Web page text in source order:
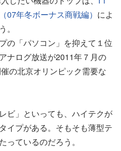
07年冬ボーナス商戦編） によ
の「パソコン」を抑えて１位
ナログ放送が2011年７月の
の北京オリンピック需要な
ビ」といっても、ハイテクが
イプがある。そもそも薄型テ
っているのだろう。